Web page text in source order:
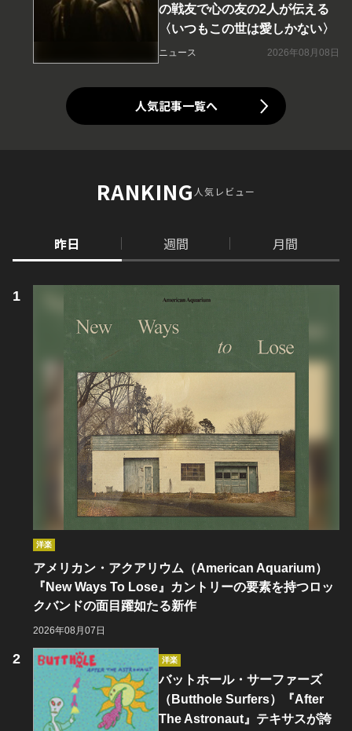
の戦友で心の友の2人が伝える
〈いつもこの世は愛しかない〉
ニュース 2026年08月08日
人気記事一覧へ
RANKING人気レビュー
昨日 週間 月間
洋楽
アメリカン・アクアリウム（American Aquarium）
『New Ways To Lose』カントリーの要素を持つロッ
クバンドの面目躍如たる新作
2026年08月07日
洋楽
バットホール・サーファーズ
（Butthole Surfers）『After
The Astronaut』テキサスが誇